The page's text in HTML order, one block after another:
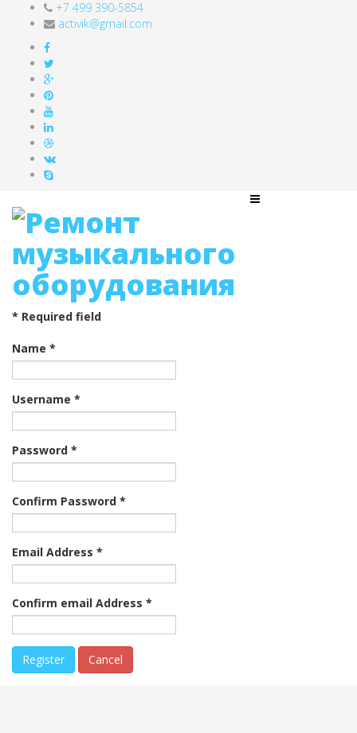
+7 499 390-5854
activik@gmail.com
* Required field
Name *
Username *
Password *
Confirm Password *
Email Address *
Confirm email Address *
Register Cancel